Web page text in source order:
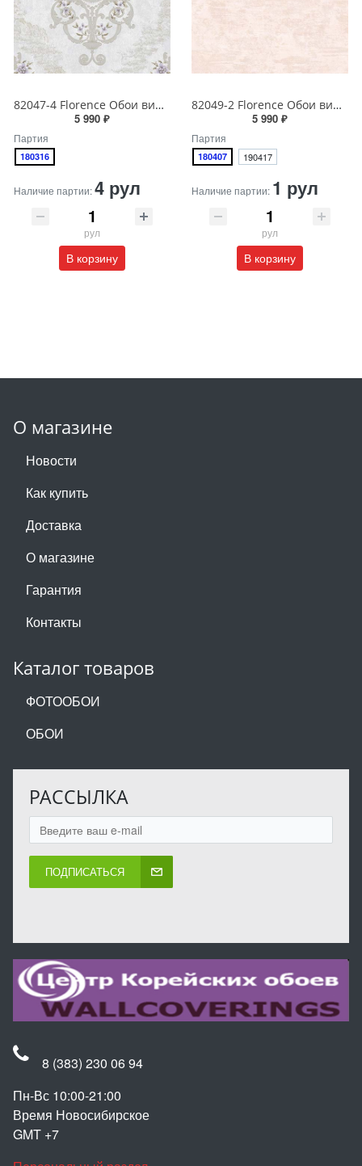
82047-4 Florence Обои виниловые на бумажной основе 1.06*15.6
5 990 ₽
Партия
180316
Наличие партии:4 рул
рул
В корзину
82049-2 Florence Обои виниловые на бумажной основе 1.06*15.6
5 990 ₽
Партия
180407 190417
Наличие партии: 1 рул
рул
В корзину
О магазине
Новости
Как купить
Доставка
О магазине
Гарантия
Контакты
Каталог товаров
ФОТООБОИ
ОБОИ
РАССЫЛКА
ПОДПИСАТЬСЯ
8 (383) 230 06 94
Пн-Вс 10:00-21:00
Время Новосибирское
GMT +7